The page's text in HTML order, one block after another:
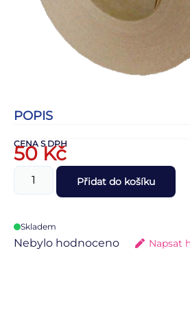
POPIS
CENA S DPH
50Kč
Přidat do košíku
Skladem
Nebylo hodnoceno Napsat